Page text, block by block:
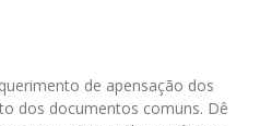
de apensação dos
dos documentos comuns. Dê